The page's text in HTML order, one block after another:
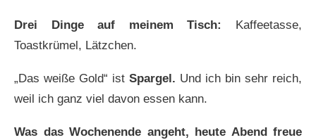
Drei Dinge auf meinem Tisch:
Kaffeetasse,
Toastkrümel, Lätzchen.
„Das weiße Gold“ ist Spargel. Und ich bin sehr reich,
weil ich ganz viel davon essen kann.
Was das Wochenende angeht, heute Abend freue